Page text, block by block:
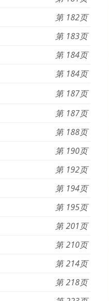
182
183
184
184
187
187
188
190
192
194
195
201
210
214
218